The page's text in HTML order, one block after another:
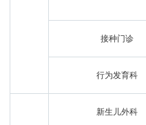
接种门诊
行为发育科
新生儿外科